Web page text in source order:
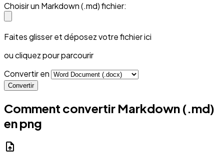
Choisir un Markdown (.md) fichier:
Faites glisser et déposez votre fichier ici
ou cliquez pour parcourir
Convertir en
Convertir
Comment convertir Markdown (.md)
en png
upload_file